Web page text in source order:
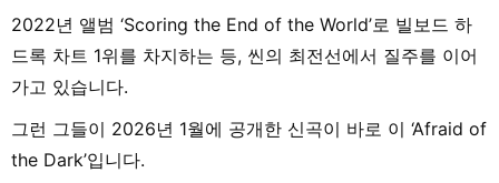
2022년 앨범 ‘Scoring the End of the World’로 빌보드 하
드록 차트 1위를 차지하는 등, 씬의 최전선에서 질주를 이어
가고 있습니다.
그런 그들이 2026년 1월에 공개한 신곡이 바로 이 ‘Afraid of
the Dark’입니다.